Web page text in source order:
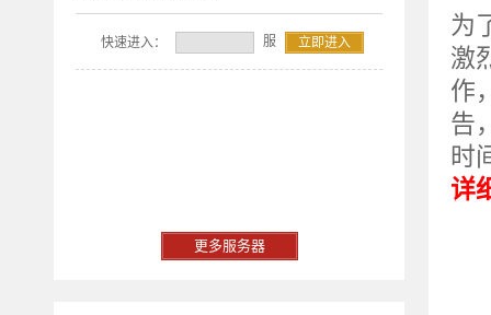
为
激
作
告
时
详
快速进入： 服 立即进入
更多服务器